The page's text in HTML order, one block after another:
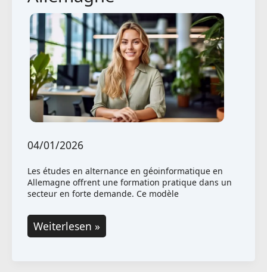
en
Allemagne
04/01/2026
Les études en alternance en géoinformatique en
Allemagne offrent une formation pratique dans un
secteur en forte demande. Ce modèle
Études
en
Weiterlesen »